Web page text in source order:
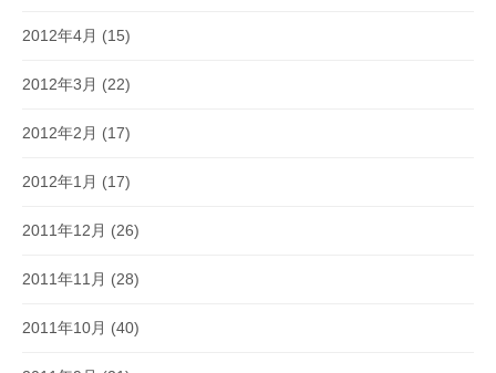
2012年4月 (15)
2012年3月 (22)
2012年2月 (17)
2012年1月 (17)
2011年12月 (26)
2011年11月 (28)
2011年10月 (40)